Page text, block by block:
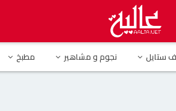
ستايل نجوم و مشاهير مطبخ
الغنائي بمصر (فيديو)